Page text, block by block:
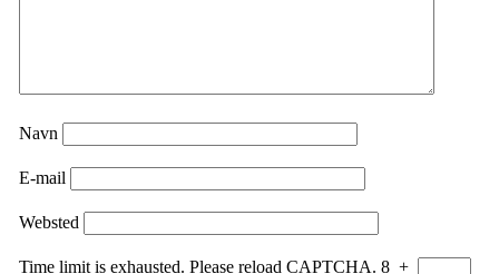
Navn
E-mail
Websted
Time limit is exhausted. Please reload CAPTCHA. 8 +